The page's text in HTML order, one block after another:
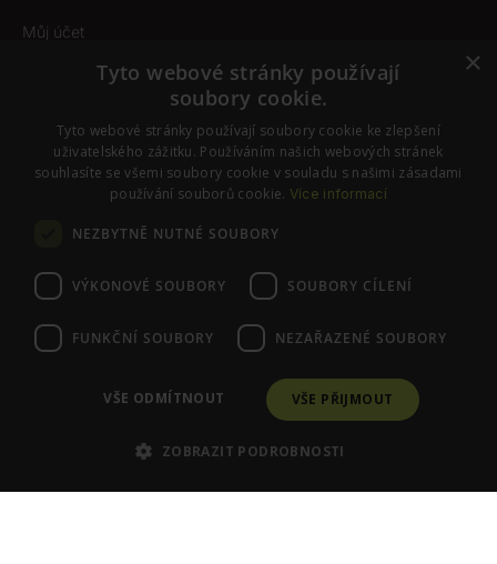
Můj účet
Obchodní podmínky
Odstoupení od smlouvy
Nastavení cookies
© PraváJá. Všechna práva vyhrazena.
×
Tyto webové stránky používají
soubory cookie.
Tyto webové stránky používají soubory cookie ke zlepšení
uživatelského zážitku. Používáním našich webových stránek
souhlasíte se všemi soubory cookie v souladu s našimi zásadami
používání souborů cookie. Více informací
NEZBYTNĚ NUTNÉ SOUBORY
VÝKONOVÉ SOUBORY SOUBORY CÍLENÍ
FUNKČNÍ SOUBORY NEZAŘAZENÉ SOUBORY
VŠE PŘIJMOUT
VŠE ODMÍTNOUT
ZOBRAZIT PODROBNOSTI